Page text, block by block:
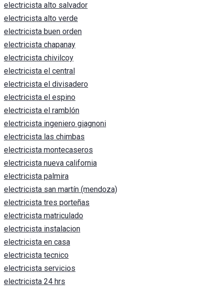
electricista alto salvador
electricista alto verde
electricista buen orden
electricista chapanay
electricista chivilcoy
electricista el central
electricista el divisadero
electricista el espino
electricista el ramblón
electricista ingeniero giagnoni
electricista las chimbas
electricista montecaseros
electricista nueva california
electricista palmira
electricista san martín (mendoza)
electricista tres porteñas
electricista matriculado
electricista instalacion
electricista en casa
electricista tecnico
electricista servicios
electricista 24 hrs